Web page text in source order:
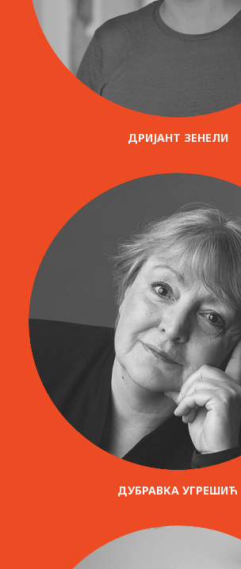
ДРИЈАНТ ЗЕНЕЛИ
ДУБРАВКА УГРЕШИЋ